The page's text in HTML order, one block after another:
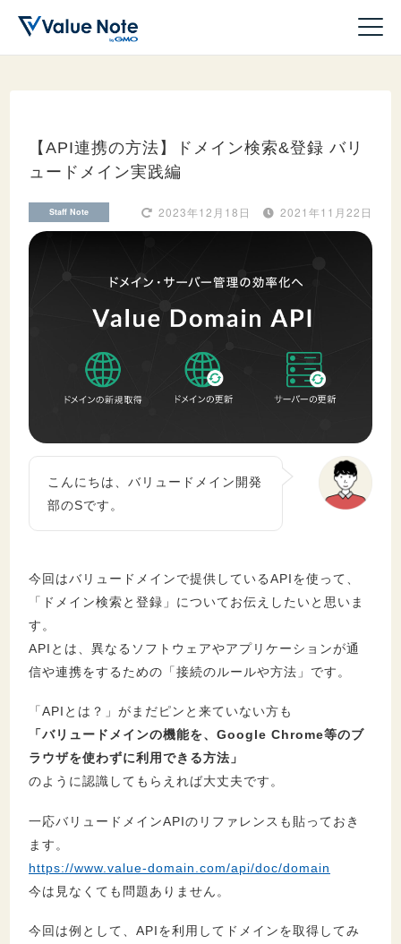
ドメイン
サーバー
ホームページ作成
セキュリティ
【API連携の方法】ドメイン検索&登録 バリ
ュードメイン実践編
2021年11月22日
2023年12月18日
Staff Note
こんにちは、バリュードメイン開発
部のSです。
今回はバリュードメインで提供しているAPIを使って、
「ドメイン検索と登録」についてお伝えしたいと思いま
す。
APIとは、異なるソフトウェアやアプリケーションが通
信や連携をするための「接続のルールや方法」です。
「APIとは？」がまだピンと来ていない方も
「バリュードメインの機能を、Google Chrome等のブ
ラウザを使わずに利用できる方法」
のように認識してもらえれば大丈夫です。
一応バリュードメインAPIのリファレンスも貼っておき
ます。
https://www.value-domain.com/api/doc/domain
今は見なくても問題ありません。
今回は例として、APIを利用してドメインを取得してみ